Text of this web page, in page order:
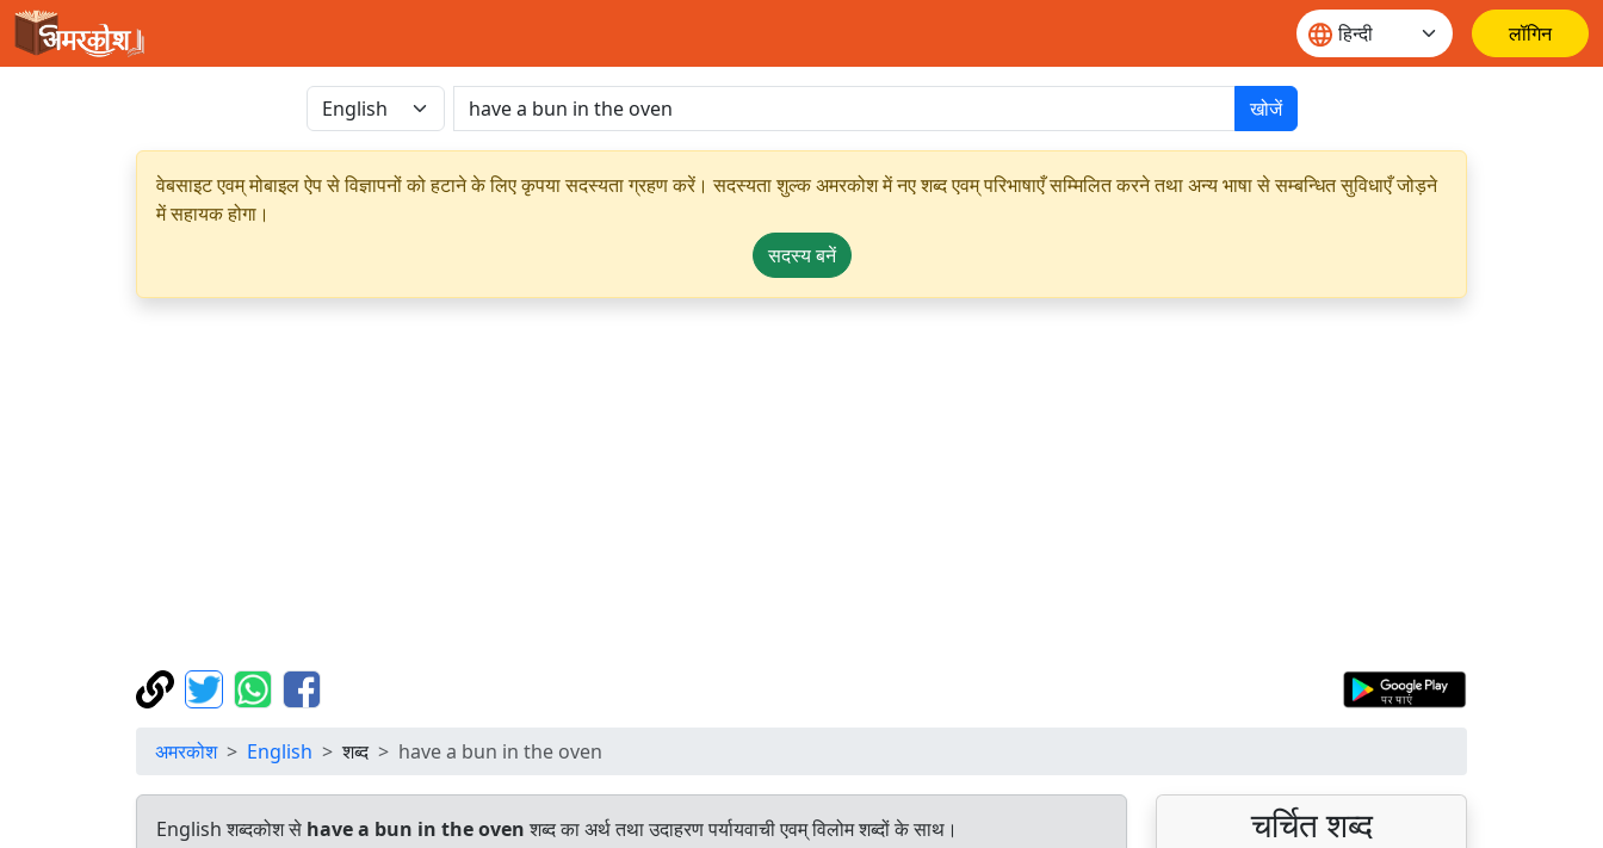
लॉगिन
खोजें
वेबसाइट एवम् मोबाइल ऐप से विज्ञापनों को हटाने के लिए कृपया सदस्यता ग्रहण करें। सदस्यता शुल्क अमरकोश में नए शब्द एवम् परिभाषाएँ सम्मिलित करने तथा अन्य भाषा से सम्बन्धित सुविधाएँ जोड़ने
में सहायक होगा।
सदस्य बनें
अमरकोश English शब्द have a bun in the oven
English शब्दकोश से have a bun in the ovenशब्द का अर्थ तथा उदाहरण पर्यायवाची एवम् विलोम शब्दों के साथ। चर्चित शब्द